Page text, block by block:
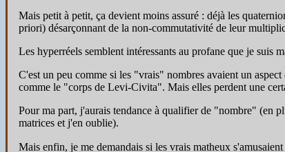
Mais petit à petit, ça devient moins assuré : déjà les
priori) désarçonnant de la non-commutativité de leur
Les hyperréels semblent intéressants au profane que je suis
C'est un peu comme si les "vrais" nombres avaient un
comme le "corps de Levi-Civita". Mais elles perdent une
Pour ma part, j'aurais tendance à qualifier de "nombre" (en
matrices et j'en oublie).
Mais enfin, je me demandais si les vrais matheux